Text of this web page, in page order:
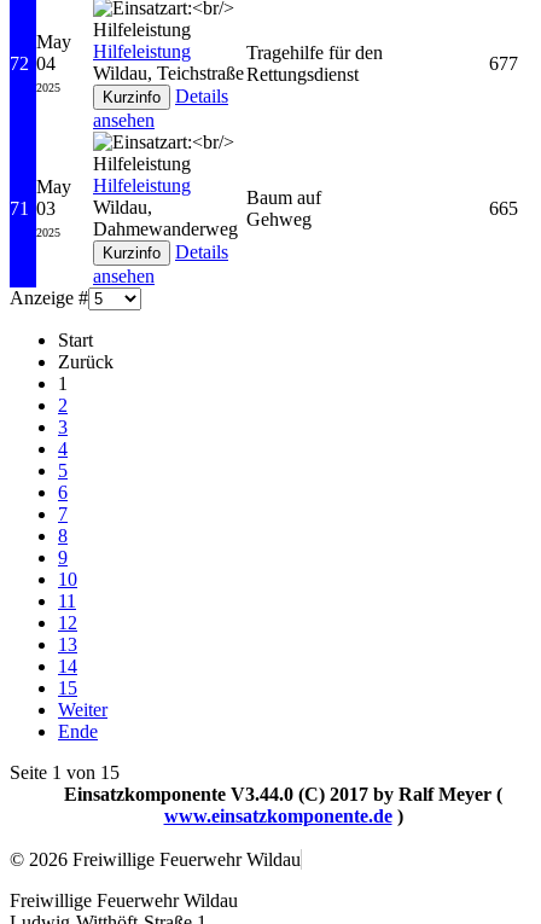
72
May
04
2025
Hilfeleistung
Wildau, Teichstraße
Details
ansehen
Tragehilfe für den
Rettungsdienst
677
71
May
03
2025
Hilfeleistung
Wildau,
Dahmewanderweg
Details
ansehen
Baum auf
Gehweg
665
Anzeige #
Start
Zurück
1
2
3
4
5
6
7
8
9
10
11
12
13
14
15
Weiter
Ende
Seite 1 von 15
Einsatzkomponente V3.44.0 (C) 2017 by Ralf Meyer (
www.einsatzkomponente.de)
© 2026 Freiwillige Feuerwehr Wildau
Freiwillige Feuerwehr Wildau